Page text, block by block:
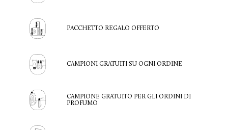
PACCHETTO REGALO OFFERTO
CAMPIONI GRATUITI SU OGNI ORDINE
CAMPIONE GRATUITO PER GLI ORDINI DI
PROFUMO